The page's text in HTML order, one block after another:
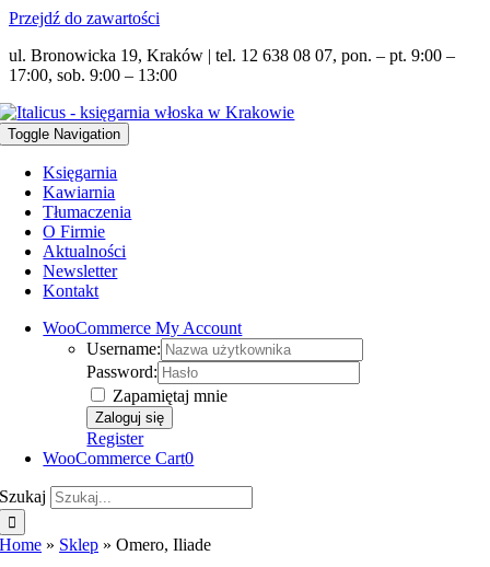
Przejdź do zawartości
ul. Bronowicka 19, Kraków | tel. 12 638 08 07, pon. – pt. 9:00 –
17:00, sob. 9:00 – 13:00
Toggle Navigation
Księgarnia
Kawiarnia
Tłumaczenia
O Firmie
Aktualności
Newsletter
Kontakt
WooCommerce My Account
Username:
Password:
Zapamiętaj mnie
Register
WooCommerce Cart0
Szukaj
Home » Sklep »Omero, Iliade